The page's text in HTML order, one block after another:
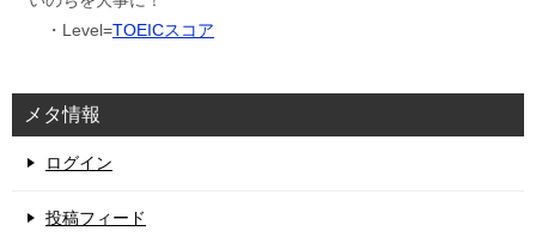
・Level=TOEICスコア
メタ情報
ログイン
投稿フィード